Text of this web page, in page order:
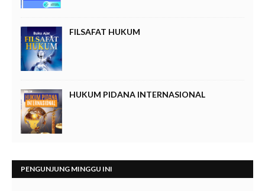
FILSAFAT HUKUM
HUKUM PIDANA INTERNASIONAL
PENGUNJUNG MINGGU INI